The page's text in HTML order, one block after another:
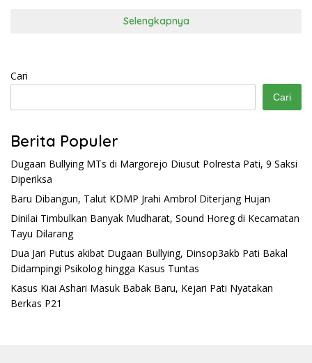
Selengkapnya
Cari
Cari
Berita Populer
Dugaan Bullying MTs di Margorejo Diusut Polresta Pati, 9 Saksi
Diperiksa
Baru Dibangun, Talut KDMP Jrahi Ambrol Diterjang Hujan
Dinilai Timbulkan Banyak Mudharat, Sound Horeg di Kecamatan
Tayu Dilarang
Dua Jari Putus akibat Dugaan Bullying, Dinsop3akb Pati Bakal
Didampingi Psikolog hingga Kasus Tuntas
Kasus Kiai Ashari Masuk Babak Baru, Kejari Pati Nyatakan
Berkas P21